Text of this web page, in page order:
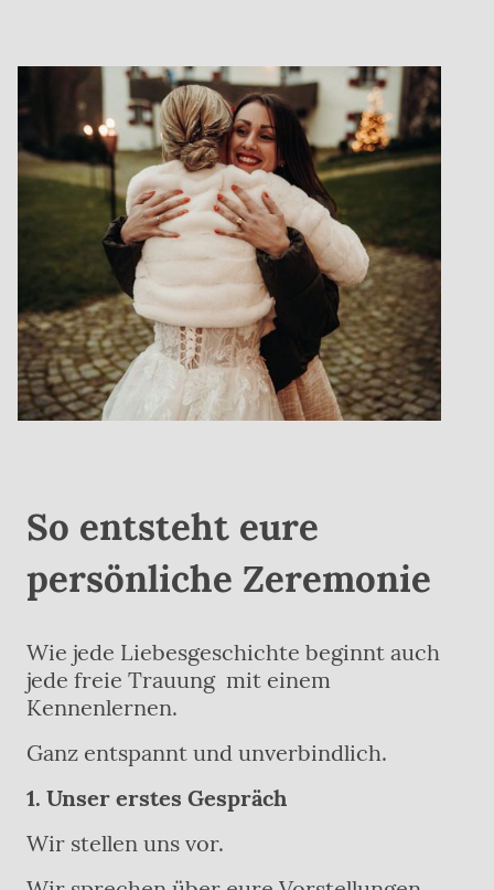
So entsteht eure
persönliche Zeremonie
Wie jede Liebesgeschichte beginnt auch
jede freie Trauung mit einem
Kennenlernen.
Ganz entspannt und unverbindlich.
1. Unser erstes Gespräch
Wir stellen uns vor.